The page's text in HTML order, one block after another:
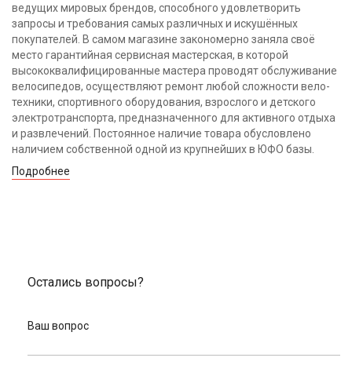
ведущих мировых брендов, способного удовлетворить
запросы и требования самых различных и искушённых
покупателей. В самом магазине закономерно заняла своё
место гарантийная сервисная мастерская, в которой
высококвалифицированные мастера проводят обслуживание
велосипедов, осуществляют ремонт любой сложности вело-
техники, спортивного оборудования, взрослого и детского
электротранспорта, предназначенного для активного отдыха
и развлечений. Постоянное наличие товара обусловлено
наличием собственной одной из крупнейших в ЮФО базы.
Подробнее
Остались вопросы?
Ваш вопрос